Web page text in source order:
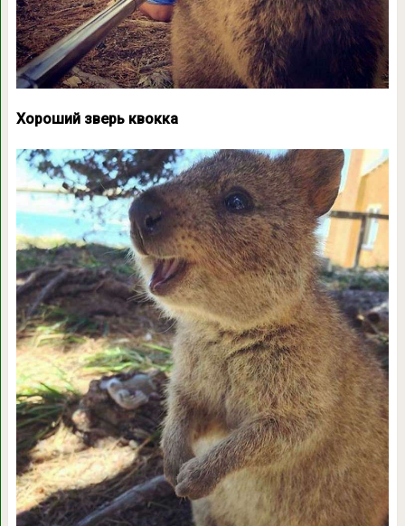
Хороший зверь квокка